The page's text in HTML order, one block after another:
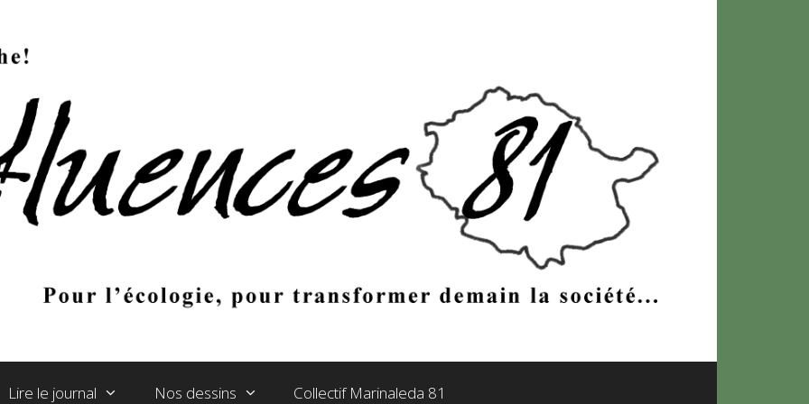
Lire le journal Nos dessins Collectif Marinaleda 81